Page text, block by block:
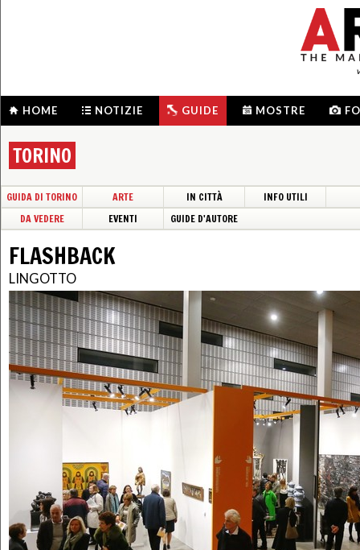
HOME NOTIZIE GUIDE MOSTRE
TORINO
GUIDA DI TORINO ARTE IN CITTÀ
INFO UTILI
DA VEDERE
EVENTI GUIDE D'AUTORE
FLASHBACK
LINGOTTO